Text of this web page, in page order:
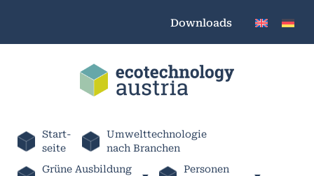
Downloads
Start-
seite
Umwelttechnologie
nach Branchen
Grüne Ausbildung
Personen